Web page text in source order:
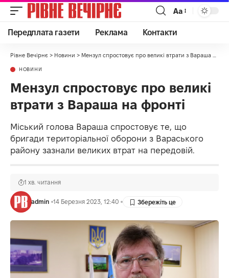
Аа
Передплата газети Реклама Контакти
Рівне Вечірнє > Новини > Мензул спростовує про великі втрати з Вараша на фронті
НОВИНИ
Мензул спростовує про великі
втрати з Вараша на фронті
Міський голова Вараша спростовує те, що
бригади територіальної оборони з Вараського
району зазнали великих втрат на передовій.
admin 14 Березня 2023, 12:40
1 хв. читання